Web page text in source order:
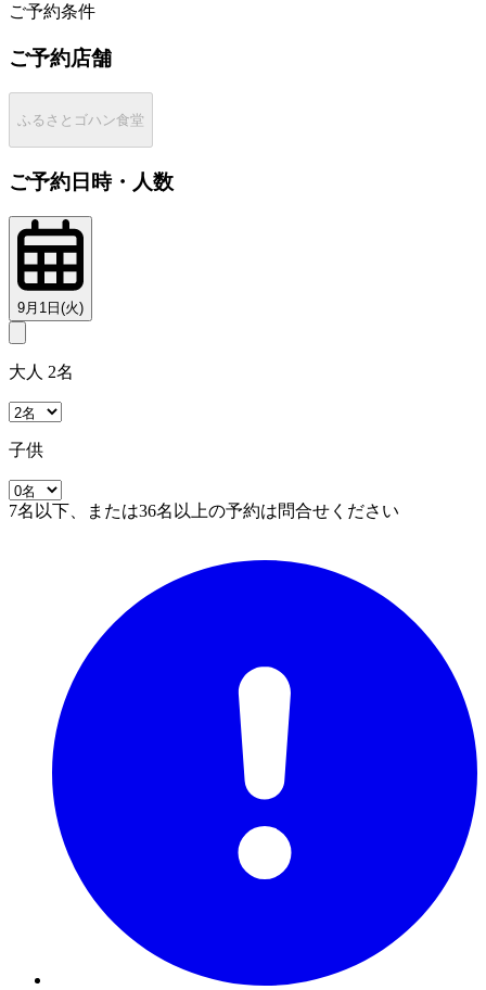
ご予約条件
ご予約店舗
ふるさとゴハン食堂
ご予約日時・人数
9月1日(火)
大人 2名
子供
7名以下、または36名以上の予約は問合せください